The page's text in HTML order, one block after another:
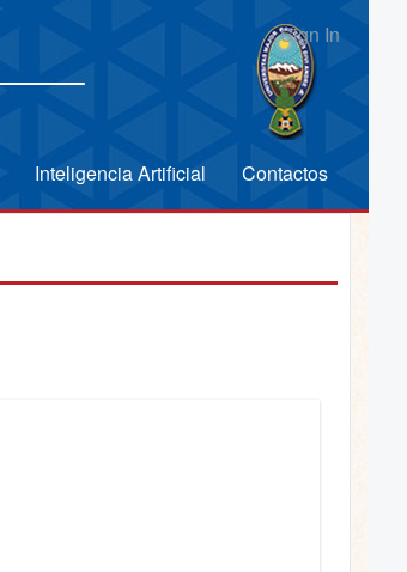
Sign In
Inteligencia Artificial Contactos